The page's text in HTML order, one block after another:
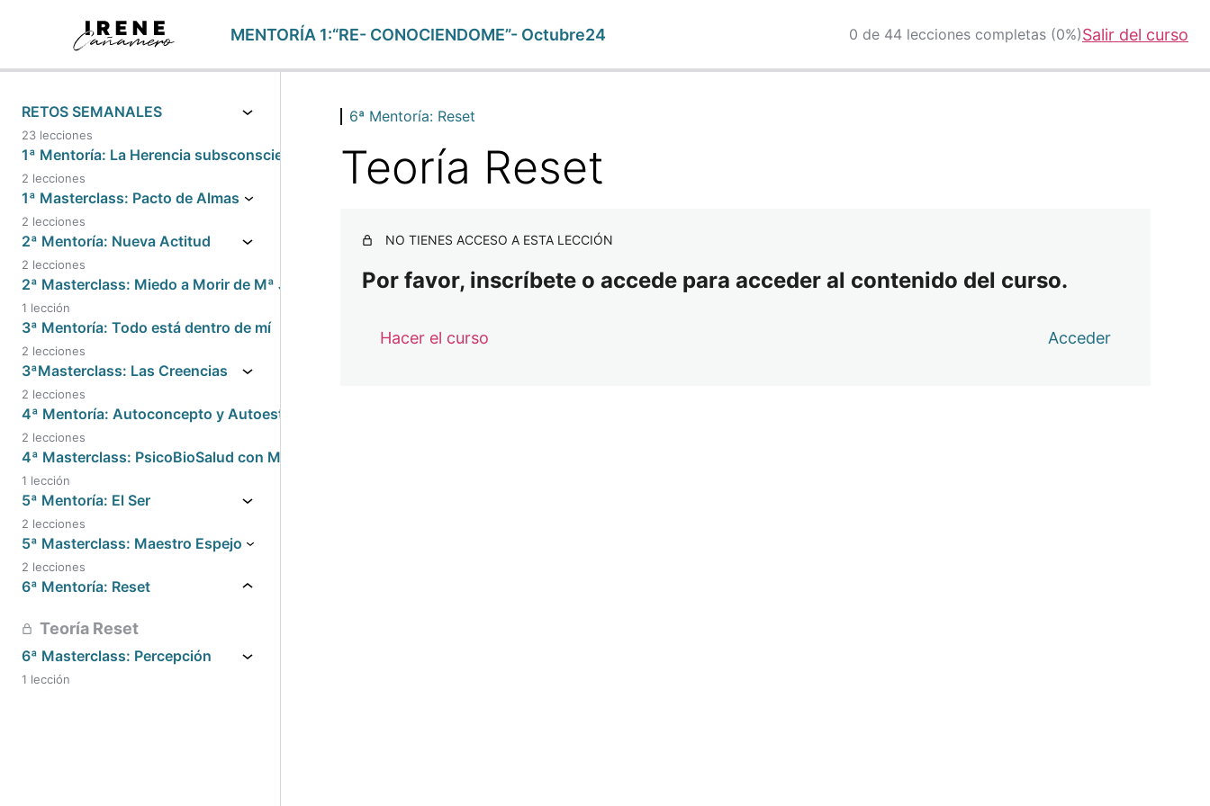
MENTORÍA 1:“RE- CONOCIENDOME”- Octubre24 0 de 44 lecciones completas (0%)Salir del curso
RETOS SEMANALES
23 lecciones
1ª Mentoría: La Herencia subsconsciente y el Yo
2 lecciones
1ª Masterclass: Pacto de Almas
2 lecciones
2ª Mentoría: Nueva Actitud
2 lecciones
2ª Masterclass: Miedo a Morir de Mª Jesús Solavera
1 lección
3ª Mentoría: Todo está dentro de mí
2 lecciones
3ªMasterclass: Las Creencias
2 lecciones
4ª Mentoría: Autoconcepto y Autoestima
2 lecciones
4ª Masterclass: PsicoBioSalud con Mª Jesús Solavera
1 lección
5ª Mentoría: El Ser
2 lecciones
5ª Masterclass: Maestro Espejo
2 lecciones
6ª Mentoría: Reset
Teoría Reset
6ª Masterclass: Percepción
1 lección
6ª Mentoría: Reset
Teoría Reset
NO TIENES ACCESO A ESTA LECCIÓN
Por favor, inscríbete o accede para acceder al contenido del curso.
Hacer el curso Acceder